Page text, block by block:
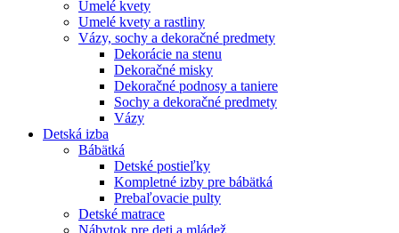
Umelé kvety
Umelé kvety a rastliny
Vázy, sochy a dekoračné predmety
Dekorácie na stenu
Dekoračné misky
Dekoračné podnosy a taniere
Sochy a dekoračné predmety
Vázy
Detská izba
Bábätká
Detské postieľky
Kompletné izby pre bábätká
Prebaľovacie pulty
Detské matrace
Nábytok pre deti a mládež